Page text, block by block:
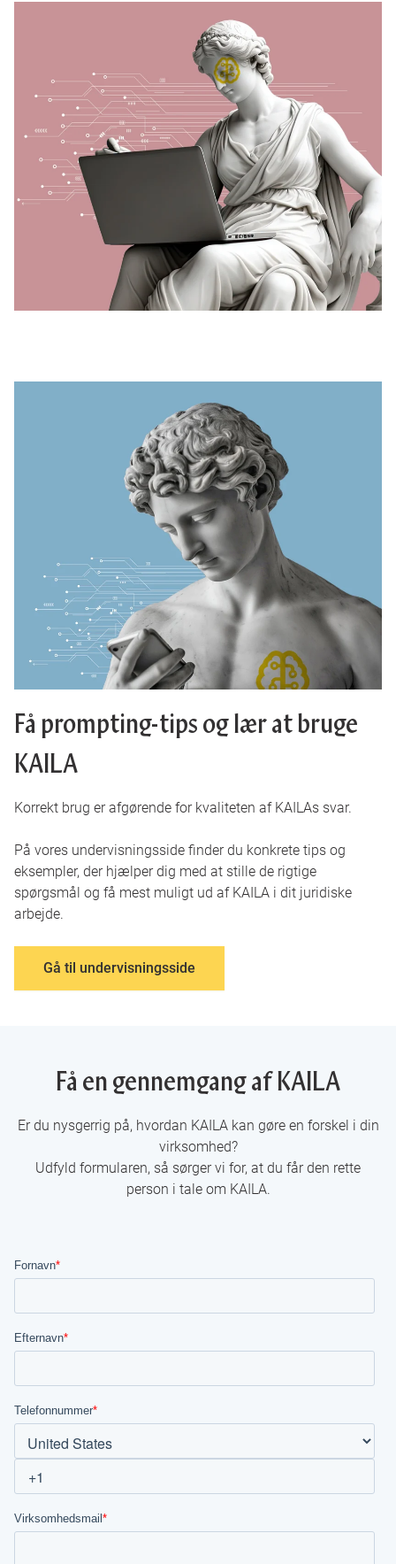
Få prompting-tips og lær at bruge
KAILA
Korrekt brug er afgørende for kvaliteten af KAILAs svar.
På vores undervisningsside finder du konkrete tips og
eksempler, der hjælper dig med at stille de rigtige
spørgsmål og få mest muligt ud af KAILA i dit juridiske
arbejde.
Gå til undervisningsside
Få en gennemgang af KAILA
Er du nysgerrig på, hvordan KAILA kan gøre en forskel i din
virksomhed?
Udfyld formularen, så sørger vi for, at du får den rette
person i tale om KAILA.